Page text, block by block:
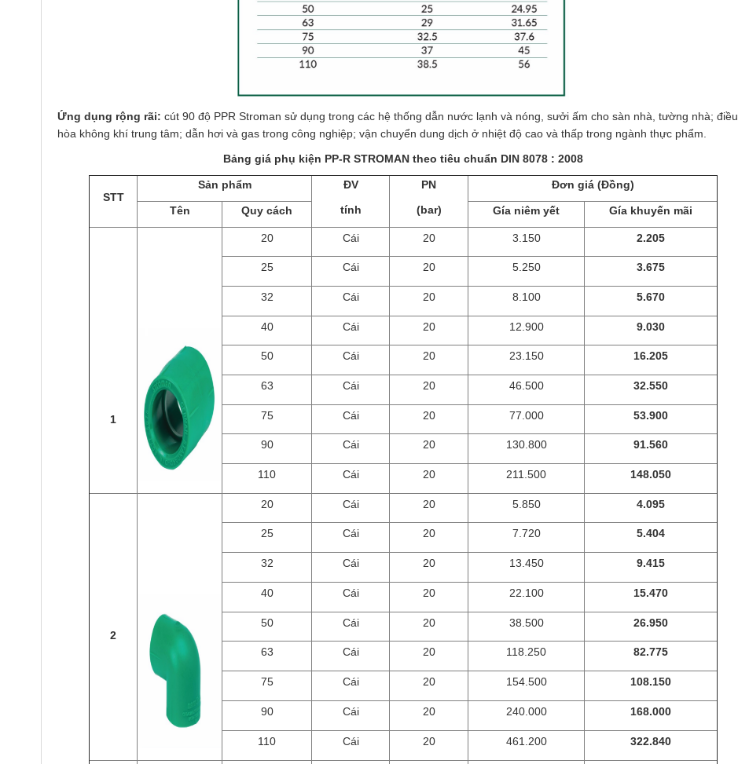
Ứng dụng rộng rãi: cút 90 độ PPR Stroman sử dụng trong các hệ thống dẫn nước lạnh và nóng, sưởi ấm cho sàn nhà, tường nhà; điều
hòa không khí trung tâm; dẫn hơi và gas trong công nghiệp; vận chuyển dung dịch ở nhiệt độ cao và thấp trong ngành thực phẩm.
Bảng giá phụ kiện PP-R STROMAN theo tiêu chuẩn DIN 8078 : 2008
STT
Sản phẩm
ĐV
tính
PN
(bar)
Đơn giá (Đồng)
Tên Quy cách Gía niêm yết Gía khuyến mãi
1
20 Cái 20 3.150 2.205
25 Cái 20 5.250 3.675
32 Cái 20 8.100 5.670
40 Cái 20 12.900 9.030
50 Cái 20 23.150 16.205
63 Cái 20 46.500 32.550
75 Cái 20 77.000 53.900
90 Cái 20 130.800 91.560
110 Cái 20 211.500 148.050
2
20 Cái 20 5.850 4.095
25 Cái 20 7.720 5.404
32 Cái 20 13.450 9.415
40 Cái 20 22.100 15.470
50 Cái 20 38.500 26.950
63 Cái 20 118.250 82.775
75 Cái 20 154.500 108.150
90 Cái 20 240.000 168.000
110 Cái 20 461.200 322.840